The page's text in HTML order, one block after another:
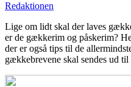
Redaktionen
Lige om lidt skal der laves
er de gækkerim og påskerim?
der er også tips til de
gækkebrevene skal sendes ud